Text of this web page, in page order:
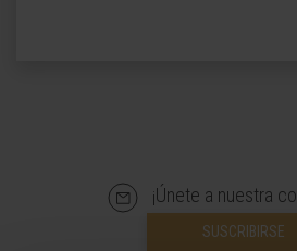
¡Únete a nuestra
SUSCRIBIRSE